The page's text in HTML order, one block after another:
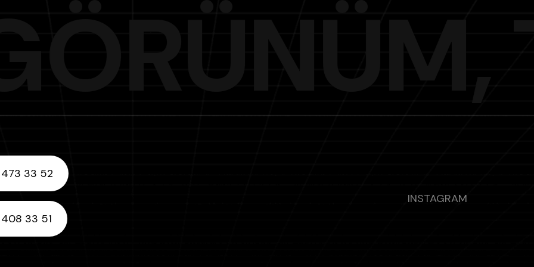
33 52
33 51
INSTAGRAM